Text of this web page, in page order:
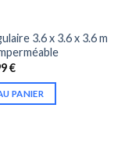
3.6 x 3.6 x 3.6 m
€
PANIER